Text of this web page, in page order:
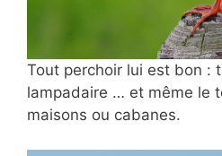
Tout perchoir lui est bon :
lampadaire … et même le
maisons ou cabanes.